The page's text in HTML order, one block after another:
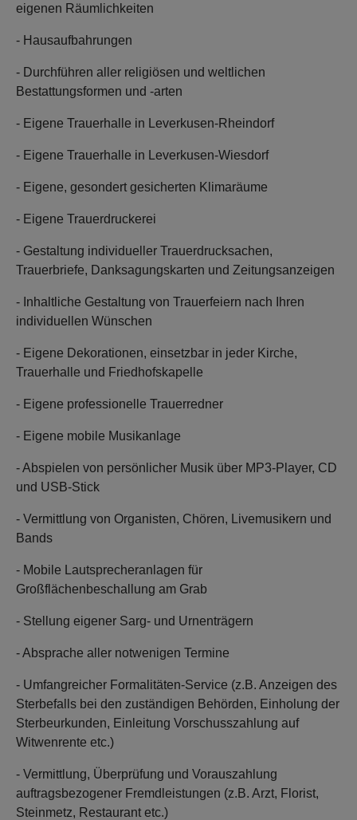
eigenen Räumlichkeiten
- Hausaufbahrungen
- Durchführen aller religiösen und weltlichen
Bestattungsformen und -arten
- Eigene Trauerhalle in Leverkusen-Rheindorf
- Eigene Trauerhalle in Leverkusen-Wiesdorf
- Eigene, gesondert gesicherten Klimaräume
- Eigene Trauerdruckerei
- Gestaltung individueller Trauerdrucksachen,
Trauerbriefe, Danksagungskarten und Zeitungsanzeigen
- Inhaltliche Gestaltung von Trauerfeiern nach Ihren
individuellen Wünschen
- Eigene Dekorationen, einsetzbar in jeder Kirche,
Trauerhalle und Friedhofskapelle
- Eigene professionelle Trauerredner
- Eigene mobile Musikanlage
- Abspielen von persönlicher Musik über MP3-Player, CD
und USB-Stick
- Vermittlung von Organisten, Chören, Livemusikern und
Bands
- Mobile Lautsprecheranlagen für
Großflächenbeschallung am Grab
- Stellung eigener Sarg- und Urnenträgern
- Absprache aller notwenigen Termine
- Umfangreicher Formalitäten-Service (z.B. Anzeigen des
Sterbefalls bei den zuständigen Behörden, Einholung der
Sterbeurkunden, Einleitung Vorschusszahlung auf
Witwenrente etc.)
- Vermittlung, Überprüfung und Vorauszahlung
auftragsbezogener Fremdleistungen (z.B. Arzt, Florist,
Steinmetz, Restaurant etc.)